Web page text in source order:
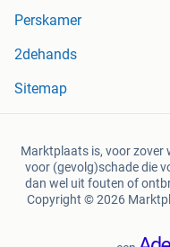
Perskamer
2dehands
Sitemap
Marktplaats is, voor zover
voor (gevolg)schade die
dan wel uit fouten of
Copyright © 2026